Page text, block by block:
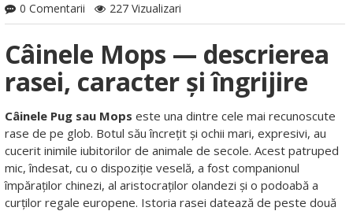
0 Comentarii 227 Vizualizari
Câinele Mops — descrierea
rasei, caracter și îngrijire
Câinele Pug sau Mops este una dintre cele mai recunoscute
rase de pe glob. Botul său încrețit și ochii mari, expresivi, au
cucerit inimile iubitorilor de animale de secole. Acest patruped
mic, îndesat, cu o dispoziție veselă, a fost companionul
împăraților chinezi, al aristocraților olandezi și o podoabă a
curților regale europene. Istoria rasei datează de peste două